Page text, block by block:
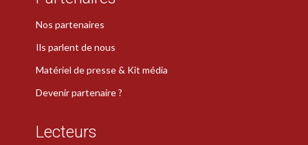
Nos partenaires
Ils parlent de nous
Matériel de presse & Kit média
Devenir partenaire ?
Lecteurs